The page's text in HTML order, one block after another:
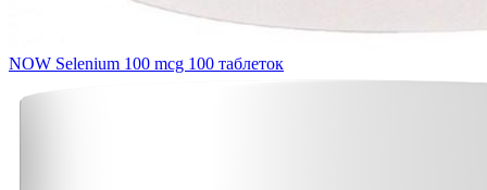
NOW Selenium 100 mcg 100 таблеток